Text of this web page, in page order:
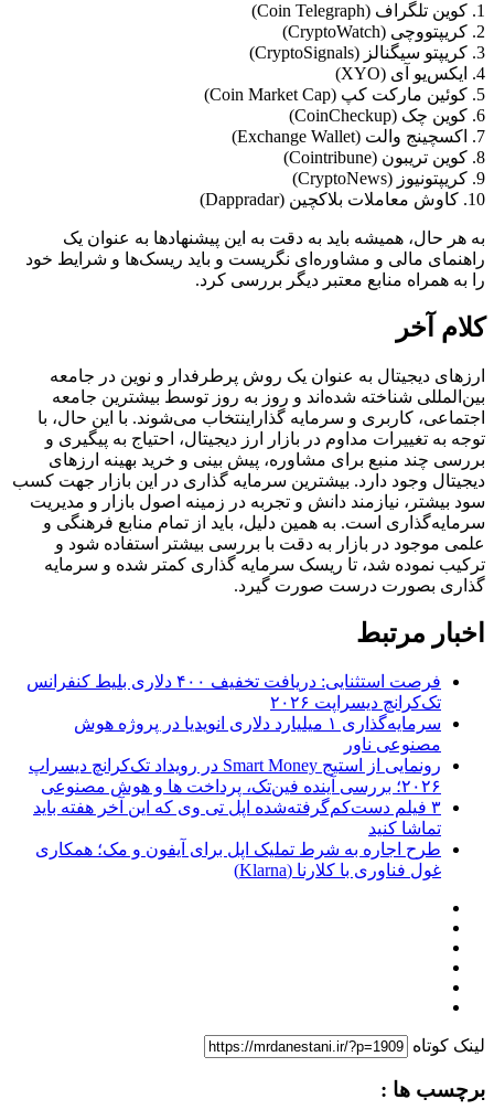
1. کوین تلگراف (Coin Telegraph)
2. کریپتو‌وچی (CryptoWatch)
3. کریپتو سیگنالز (CryptoSignals)
4. ایکس‌یو آی (XYO)
5. کوئین‌ مارکت کپ (Coin Market Cap)
6. کوین چک (CoinCheckup)
7. اکسچینج‌ والت (Exchange Wallet)
8. کوین تریبون (Cointribune)
9. کریپتو‌نیوز (CryptoNews)
10. کاوش معاملات بلاکچین (Dappradar)
به هر حال، همیشه باید به دقت به این پیشنهادها به عنوان یک
راهنمای مالی و مشاوره‌ای نگریست و باید ریسک‌ها و شرایط خود
را به همراه منابع معتبر دیگر بررسی کرد.
کلام آخر
ارزهای دیجیتال به عنوان یک روش پرطرفدار و نوین در جامعه
بین‌المللی شناخته شده‌اند و روز به روز توسط بیشترین جامعه
اجتماعی، کاربری و سرمایه گذاراینتخاب می‌شوند. با این حال، با
توجه به تغییرات مداوم در بازار ارز دیجیتال، احتیاج به پیگیری و
بررسی چند منبع برای مشاوره، پیش بینی و خرید بهینه ارزهای
دیجیتال وجود دارد. بیشترین سرمایه گذاری در این بازار جهت کسب
سود بیشتر،‌ نیازمند دانش و تجربه در زمینه اصول بازار و مدیریت
سرمایه‌گذاری است. به همین دلیل، باید از تمام منابع فرهنگی و
علمی موجود در بازار به دقت با بررسی بیشتر استفاده شود و
ترکیب نموده شد، تا ریسک سرمایه گذاری کمتر شده و سرمایه
گذاری بصورت درست صورت گیرد.
اخبار مرتبط
فرصت استثنایی: دریافت تخفیف ۴۰۰ دلاری بلیط کنفرانس
تک‌کرانچ دیسراپت ۲۰۲۶
سرمایه‌گذاری ۱ میلیارد دلاری انویدیا در پروژه هوش
مصنوعی ناور
رونمایی از استیج Smart Money در رویداد تک‌کرانچ دیسراپ
۲۰۲۶؛ بررسی آینده فین‌تک، پرداخت‌ ها و هوش مصنوعی
۳ فیلم دست‌کم‌گرفته‌شده اپل تی وی که این آخر هفته باید
تماشا کنید
طرح اجاره به شرط تملیک اپل برای آیفون و مک؛ همکاری
غول فناوری با کلارنا (Klarna)
لینک کوتاه
برچسب ها :